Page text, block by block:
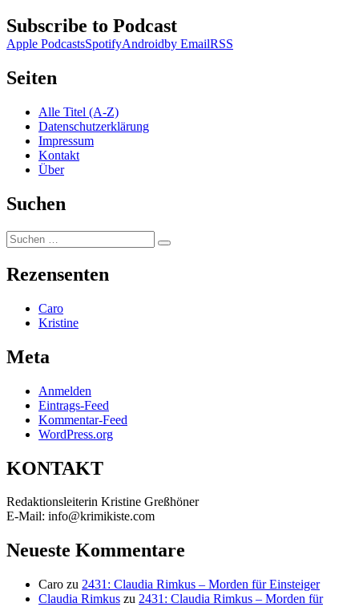
Subscribe to Podcast
Apple PodcastsSpotifyAndroidby EmailRSS
Seiten
Alle Titel (A-Z)
Datenschutzerklärung
Impressum
Kontakt
Über
Suchen
Suchen
nach:
Suchen
Rezensenten
Caro
Kristine
Meta
Anmelden
Eintrags-Feed
Kommentar-Feed
WordPress.org
KONTAKT
Redaktionsleiterin Kristine Greßhöner
E-Mail: info@krimikiste.com
Neueste Kommentare
Caro zu 2431: Claudia Rimkus – Morden für Einsteiger
Claudia Rimkus zu 2431: Claudia Rimkus – Morden für